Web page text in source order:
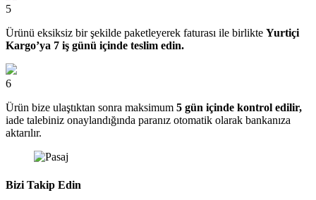
5
Ürünü eksiksiz bir şekilde paketleyerek faturası ile birlikte Yurtiçi
Kargo’ya 7 iş günü içinde teslim edin.
6
Ürün bize ulaştıktan sonra maksimum 5 gün içinde kontrol edilir,
iade talebiniz onaylandığında paranız otomatik olarak bankanıza
aktarılır.
Bizi Takip Edin